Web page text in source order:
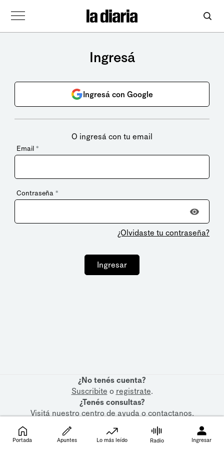
Ingresá
Ingresá con Google
O ingresá con tu email
Email *
Contraseña *
¿Olvidaste tu contraseña?
Ingresar
¿No tenés cuenta?
Suscribite o registrate.
¿Tenés consultas?
Visitá nuestrocentro de ayudaocontactanos.
Portada Apuntes Lo más leído Radio Ingresar